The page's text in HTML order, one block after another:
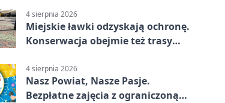
4 sierpnia 2026
Miejskie ławki odzyskają ochronę.
Konserwacja obejmie też trasy
4 sierpnia 2026
Nasz Powiat, Nasze Pasje.
Bezpłatne zajęcia z ograniczoną